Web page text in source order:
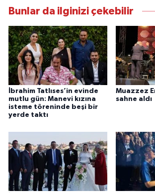
Bunlar da ilginizi çekebilir
İbrahim Tatlıses’in evinde
mutlu gün: Manevi kızına
isteme töreninde beşi bir
yerde taktı
Muazzez
sahne aldı